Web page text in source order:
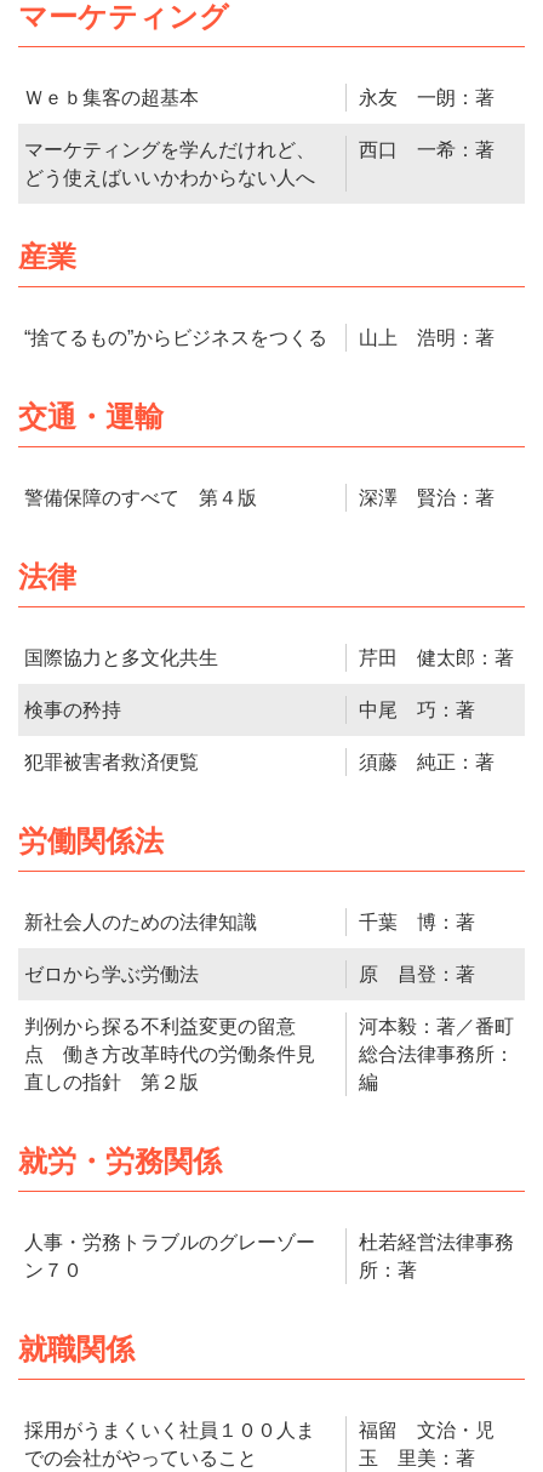
マーケティング
Ｗｅｂ集客の超基本 永友 一朗：著
マーケティングを学んだけれど、
どう使えばいいかわからない人へ
西口 一希：著
産業
“捨てるもの”からビジネスをつくる 山上 浩明：著
交通・運輸
警備保障のすべて 第４版 深澤 賢治：著
法律
国際協力と多文化共生 芹田 健太郎：著
検事の矜持 中尾 巧：著
犯罪被害者救済便覧 須藤 純正：著
労働関係法
新社会人のための法律知識 千葉 博：著
ゼロから学ぶ労働法 原 昌登：著
判例から探る不利益変更の留意
点 働き方改革時代の労働条件見
直しの指針 第２版
河本毅：著／番町
総合法律事務所：
編
就労・労務関係
人事・労務トラブルのグレーゾー
ン７０
杜若経営法律事務
所：著
就職関係
採用がうまくいく社員１００人ま
での会社がやっていること
福留 文治・児
玉 里美：著